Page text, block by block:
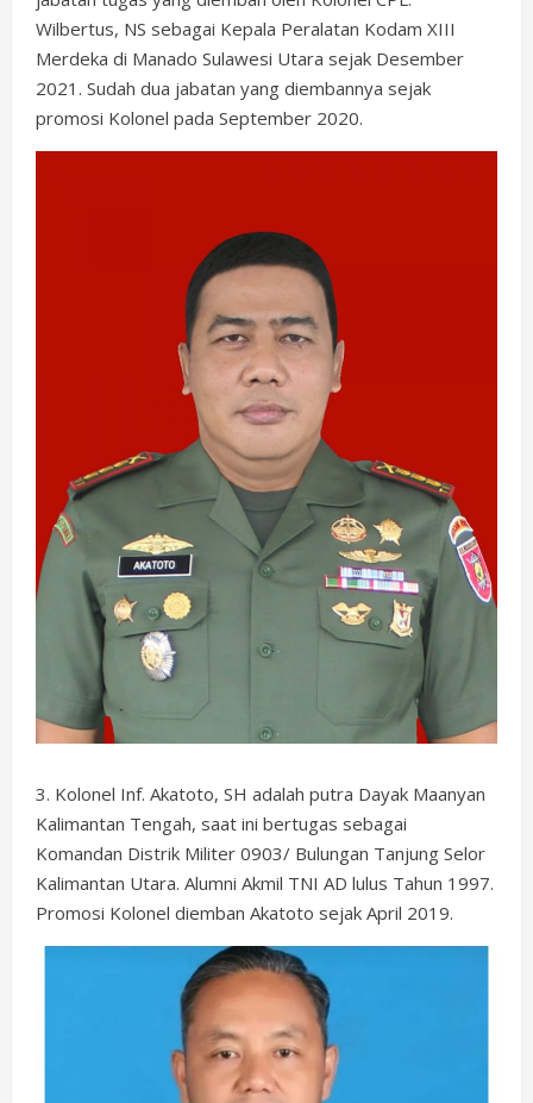
Wilbertus, NS sebagai Kepala Peralatan Kodam XIII
Merdeka di Manado Sulawesi Utara sejak Desember
2021. Sudah dua jabatan yang diembannya sejak
promosi Kolonel pada September 2020.
3. Kolonel Inf. Akatoto, SH adalah putra Dayak Maanyan
Kalimantan Tengah, saat ini bertugas sebagai
Komandan Distrik Militer 0903/ Bulungan Tanjung Selor
Kalimantan Utara. Alumni Akmil TNI AD lulus Tahun 1997.
Promosi Kolonel diemban Akatoto sejak April 2019.